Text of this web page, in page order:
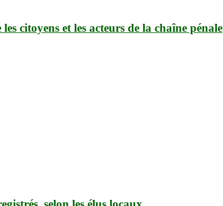
citoyens et les acteurs de la chaîne pénale